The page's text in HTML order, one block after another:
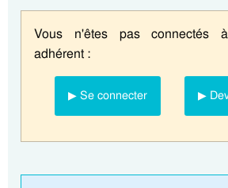
Vous n'êtes pas connectés
adhérent :
▶ Se connecter ▶